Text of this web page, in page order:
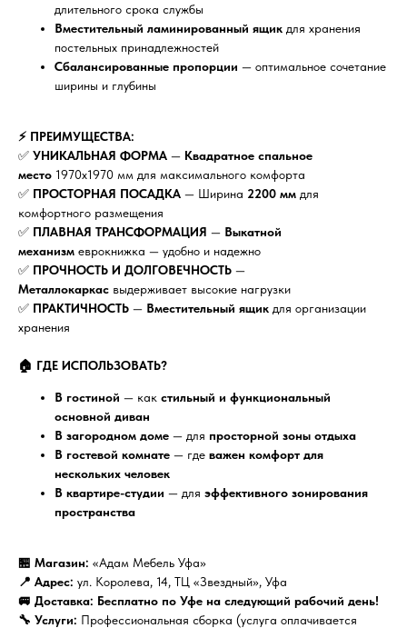
длительного срока службы
Вместительный ламинированный ящик для хранения
постельных принадлежностей
Сбалансированные пропорции — оптимальное сочетание
ширины и глубины
⚡ ПРЕИМУЩЕСТВА:
✅ УНИКАЛЬНАЯ ФОРМА — Квадратное спальное
место 1970x1970 мм для максимального комфорта
✅ ПРОСТОРНАЯ ПОСАДКА — Ширина 2200 мм для
комфортного размещения
✅ ПЛАВНАЯ ТРАНСФОРМАЦИЯ — Выкатной
механизм еврокнижка — удобно и надежно
✅ ПРОЧНОСТЬ И ДОЛГОВЕЧНОСТЬ —
Металлокаркас выдерживает высокие нагрузки
✅ ПРАКТИЧНОСТЬ — Вместительный ящик для организации
хранения
🏠 ГДЕ ИСПОЛЬЗОВАТЬ?
В гостиной — как стильный и функциональный
основной диван
В загородном доме — для просторной зоны отдыха
В гостевой комнате — где важен комфорт для
нескольких человек
В квартире-студии — для эффективного зонирования
пространства
🏪 Магазин: «Адам Мебель Уфа»
📍 Адрес: ул. Королева, 14, ТЦ «Звездный», Уфа
🚐 Доставка: Бесплатно по Уфе на следующий рабочий день!
🔧 Услуги: Профессиональная сборка (услуга оплачивается